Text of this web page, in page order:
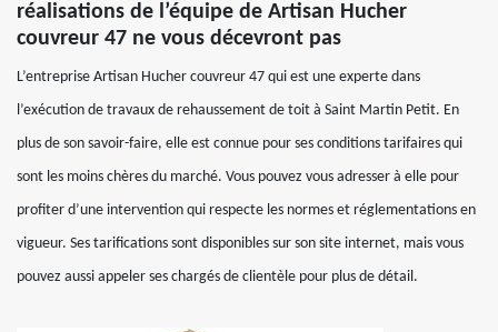
réalisations de l’équipe de Artisan Hucher
couvreur 47 ne vous décevront pas
L’entreprise Artisan Hucher couvreur 47 qui est une experte dans
l’exécution de travaux de rehaussement de toit à Saint Martin Petit. En
plus de son savoir-faire, elle est connue pour ses conditions tarifaires qui
sont les moins chères du marché. Vous pouvez vous adresser à elle pour
profiter d’une intervention qui respecte les normes et réglementations en
vigueur. Ses tarifications sont disponibles sur son site internet, mais vous
pouvez aussi appeler ses chargés de clientèle pour plus de détail.